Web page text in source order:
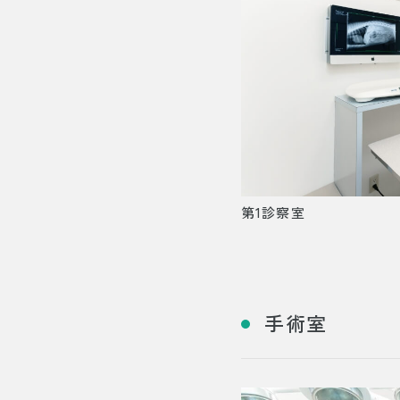
第1診察室
手術室